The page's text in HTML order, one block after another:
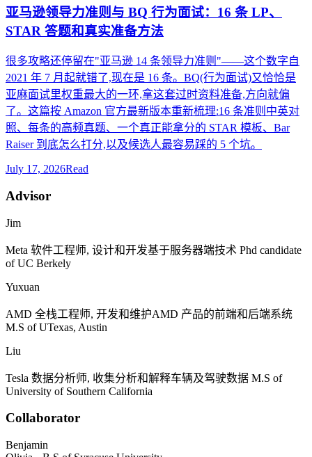
亚马逊领导力准则与 BQ 行为面试：16 条 LP、
STAR 答题和真实准备方法
很多攻略还停留在"亚马逊 14 条领导力准则"——这个数字自
2021 年 7 月起就错了,现在是 16 条。BQ(行为面试)又恰恰是
亚麻面试里权重最大的一环,拿这套过时资料准备,方向就偏
了。这篇按 Amazon 官方最新版本重新梳理:16 条准则中英对
照、每条的高频真题、一个真正能拿分的 STAR 模板、Bar
Raiser 到底怎么打分,以及候选人最容易踩的 5 个坑。
July 17, 2026Read
Advisor
Jim
Meta 软件工程师, 设计和开发基于服务器端技术 Phd candidate
of UC Berkely
Yuxuan
AMD 全栈工程师, 开发和维护AMD 产品的前端和后端系统
M.S of UTexas, Austin
Liu
Tesla 数据分析师, 收集分析和解释车辆及驾驶数据 M.S of
University of Southern California
Collaborator
Benjamin